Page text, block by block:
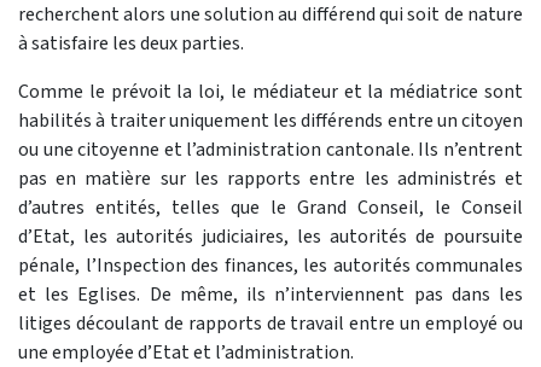
recherchent alors une solution au différend qui soit de nature
à satisfaire les deux parties.
Comme le prévoit la loi, le médiateur et la médiatrice sont
habilités à traiter uniquement les différends entre un citoyen
ou une citoyenne et l’administration cantonale. Ils n’entrent
pas en matière sur les rapports entre les administrés et
d’autres entités, telles que le Grand Conseil, le Conseil
d’Etat, les autorités judiciaires, les autorités de poursuite
pénale, l’Inspection des finances, les autorités communales
et les Eglises. De même, ils n’interviennent pas dans les
litiges découlant de rapports de travail entre un employé ou
une employée d’Etat et l’administration.